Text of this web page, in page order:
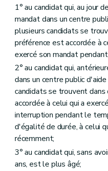
1° au candidat qui, au jour
mandat dans un centre
plusieurs candidats se
préférence est accordée à
exercé son mandat
2° au candidat qui,
dans un centre public
candidats se trouvent dans
accordée à celui qui a
interruption pendant le
d'égalité de durée, à celui
récemment;
3° au candidat qui, sans
ans, est le plus âgé;